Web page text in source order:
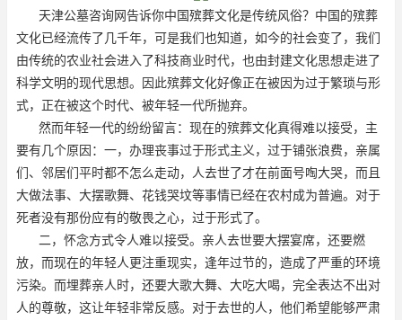
天津公墓咨询网告诉你中国殡葬文化是传统风俗？中国的殡葬
文化已经流传了几千年，可是我们也知道，如今的社会变了，我们
由传统的农业社会进入了科技商业时代，也由封建文化思想走进了
科学文明的现代思想。因此殡葬文化好像正在被因为过于繁琐与形
式，正在被这个时代、被年轻一代所抛弃。
然而年轻一代的纷纷留言：现在的殡葬文化真得难以接受，主
要有几个原因：一，办理丧事过于形式主义，过于铺张浪费，亲属
们、邻居们平时都不怎么走动，人去世了才在前面号啕大哭，而且
大做法事、大摆歌舞、花钱哭坟等事情已经在农村成为普遍。对于
死者没有那份应有的敬畏之心，过于形式了。
二，怀念方式令人难以接受。亲人去世要大摆宴席，还要燃
放，而现在的年轻人更注重现实，逢年过节的，造成了严重的环境
污染。而埋葬亲人时，还要大歌大舞、大吃大喝，完全表达不出对
人的尊敬，这让年轻非常反感。对于去世的人，他们希望能够严肃